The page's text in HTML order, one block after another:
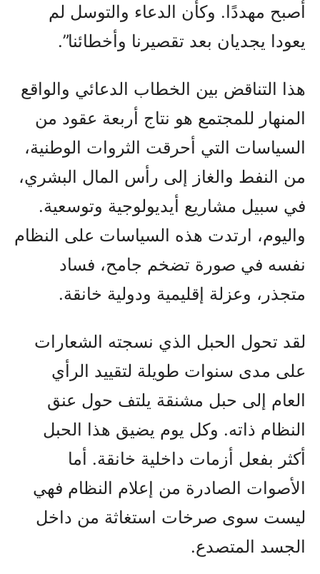
أصبح مهددًا. وكأن الدعاء والتوسل لم
يعودا يجديان بعد تقصيرنا وأخطائنا”.
هذا التناقض بين الخطاب الدعائي والواقع
المنهار للمجتمع هو نتاج أربعة عقود من
السياسات التي أحرقت الثروات الوطنية،
من النفط والغاز إلى رأس المال البشري،
في سبيل مشاريع أيديولوجية وتوسعية.
واليوم، ارتدت هذه السياسات على النظام
نفسه في صورة تضخم جامح، فساد
متجذر، وعزلة إقليمية ودولية خانقة.
لقد تحول الحبل الذي نسجته الشعارات
على مدى سنوات طويلة لتقييد الرأي
العام إلى حبل مشنقة يلتف حول عنق
النظام ذاته. وكل يوم يضيق هذا الحبل
أكثر بفعل أزمات داخلية خانقة. أما
الأصوات الصادرة من إعلام النظام فهي
ليست سوى صرخات استغاثة من داخل
الجسد المتصدع.